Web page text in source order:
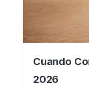
Cuando
2026